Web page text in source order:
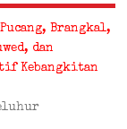
Brangkal,
dan
Kebangkitan